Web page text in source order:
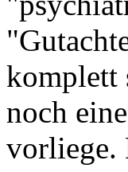
komplett
noch
vorliege.